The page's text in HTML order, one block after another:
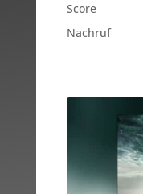
Score
Nachruf